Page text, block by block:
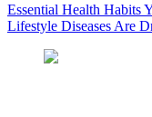
Essential Health Habits
Lifestyle Diseases Are